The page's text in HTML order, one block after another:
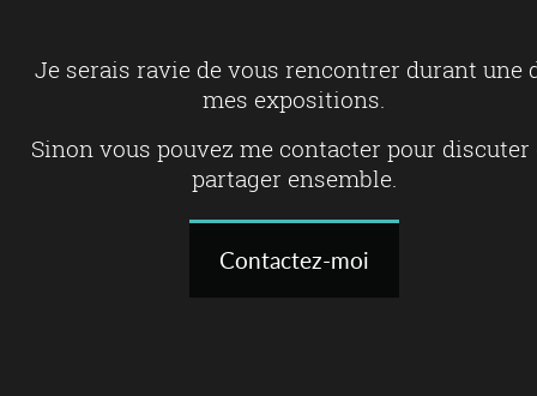
Je serais ravie de vous rencontrer durant une
mes expositions.
Sinon vous pouvez me contacter pour discuter
partager ensemble.
Contactez-moi